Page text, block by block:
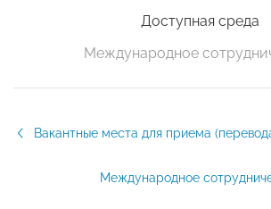
Доступная среда
Международное
Вакантные места для приема
Международное